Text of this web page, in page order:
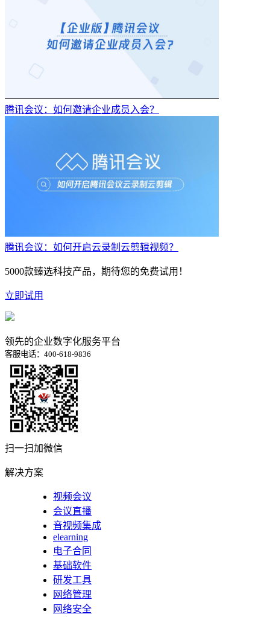
腾讯会议：如何邀请企业成员入会？
腾讯会议：如何开启云录制云剪辑视频？
5000款臻选科技产品，期待您的免费试用！
立即试用
领先的企业数字化服务平台
客服电话：400-618-9836
扫一扫加微信
解决方案
视频会议
会议直播
音视频集成
elearning
电子合同
基础软件
研发工具
网络管理
网络安全